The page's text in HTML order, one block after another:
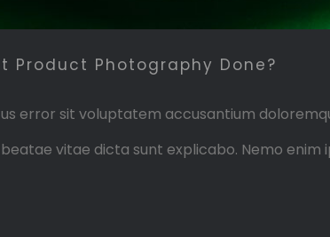
Product Photography Done?
error sit voluptatem accusantium
vitae dicta sunt explicabo. Nemo